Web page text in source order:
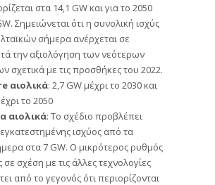
στα 14,1 GW και για το 2050
Σημειώνεται ότι η συνολική ισχύς
σήμερα ανέρχεται σε
την αξιολόγηση των νεότερων
σχετικά με τις προσθήκες του 2022.
αιολικά: 2,7 GW μέχρι το 2030 και
το 2050
αιολικά: Το σχέδιο προβλέπει
ισχύος από τα
στα 7 GW. Ο μικρότερος ρυθμός
σχέση με τις άλλες τεχνολογίες
από το γεγονός ότι περιορίζονται